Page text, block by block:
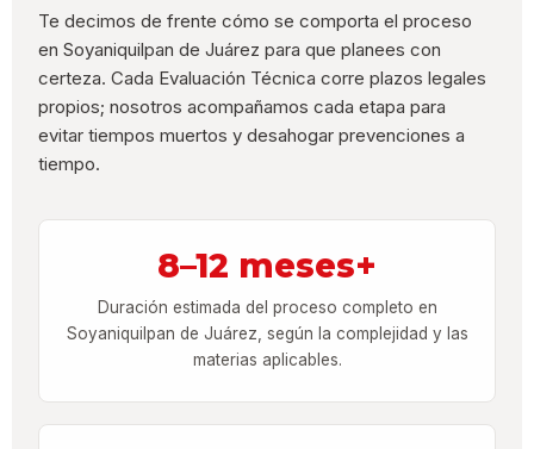
Te decimos de frente cómo se comporta el proceso
en Soyaniquilpan de Juárez para que planees con
certeza. Cada Evaluación Técnica corre plazos legales
propios; nosotros acompañamos cada etapa para
evitar tiempos muertos y desahogar prevenciones a
tiempo.
8–12 meses+
Duración estimada del proceso completo en
Soyaniquilpan de Juárez, según la complejidad y las
materias aplicables.